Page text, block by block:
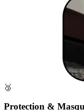
🥉
Protection &